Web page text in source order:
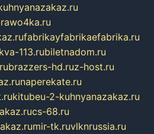
fabrikayfabrikaefabrika.ru
113.rubiletnadom.ru
brazzers-hd.ruz-host.ru
naperekate.ru
kitubeu-2-kuhnyanazakaz.ru
cs-68.ru
mir-tk.ruvlknrussia.ru